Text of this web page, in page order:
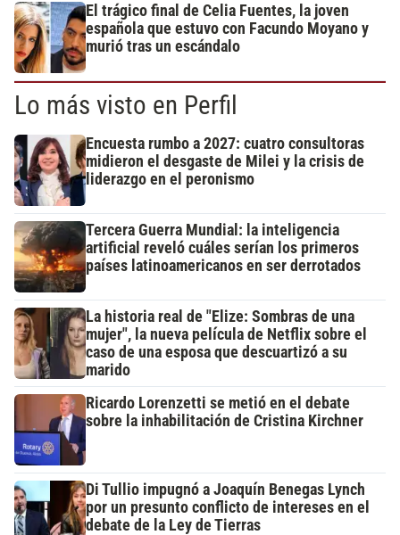
El trágico final de Celia Fuentes, la joven
española que estuvo con Facundo Moyano y
murió tras un escándalo
Lo más visto en Perfil
Encuesta rumbo a 2027: cuatro consultoras
midieron el desgaste de Milei y la crisis de
liderazgo en el peronismo
Tercera Guerra Mundial: la inteligencia
artificial reveló cuáles serían los primeros
países latinoamericanos en ser derrotados
La historia real de "Elize: Sombras de una
mujer", la nueva película de Netflix sobre el
caso de una esposa que descuartizó a su
marido
Ricardo Lorenzetti se metió en el debate
sobre la inhabilitación de Cristina Kirchner
Di Tullio impugnó a Joaquín Benegas Lynch
por un presunto conflicto de intereses en el
debate de la Ley de Tierras